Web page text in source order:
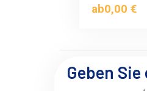
ab0,00 €
Geben